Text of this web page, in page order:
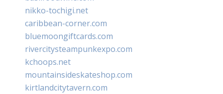
nikko-tochigi.net
caribbean-corner.com
bluemoongiftcards.com
rivercitysteampunkexpo.com
kchoops.net
mountainsideskateshop.com
kirtlandcitytavern.com